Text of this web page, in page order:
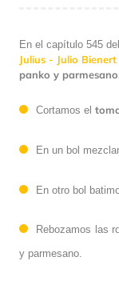
En el capítulo 545
Julius - Julio Bienert
panko y
Cortamos el
En un bol
En otro bol
Rebozamos las
y parmesano.